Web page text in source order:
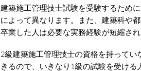
建築施工管理技士試験を受験するため
によって異なります。また、建築科や
卒業した人は必要な実務経験が短縮され
2級建築施工管理技士の資格を持って
きるので、いきなり1級の試験を受ける